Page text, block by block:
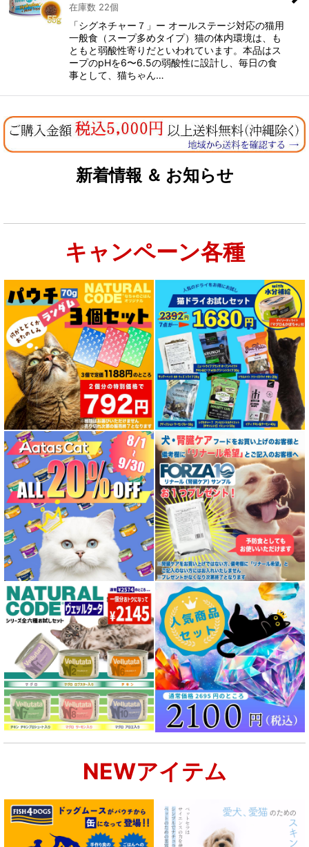
在庫数 22個
「シグネチャー７」ー オールステージ対応の猫用
一般食（スープ多めタイプ）猫の体内環境は、も
ともと弱酸性寄りだといわれています。本品はス
ープのpHを6〜6.5の弱酸性に設計し、毎日の食
事として、猫ちゃん…
新着情報 ＆ お知らせ
キャンペーン各種
NEWアイテム